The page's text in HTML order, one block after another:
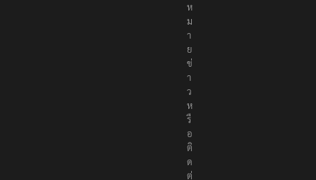
ห
ม
า
ย
ข่
า
ว
ห
รื
อ
ติ
ด
ต่